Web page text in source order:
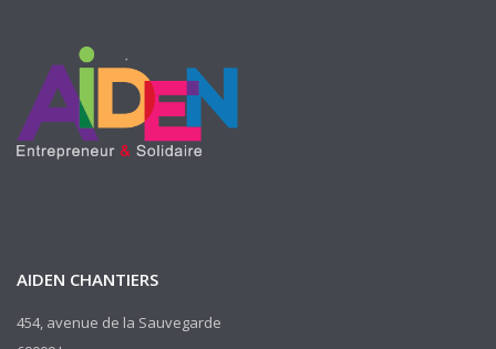
AIDEN CHANTIERS
454, avenue de la Sauvegarde